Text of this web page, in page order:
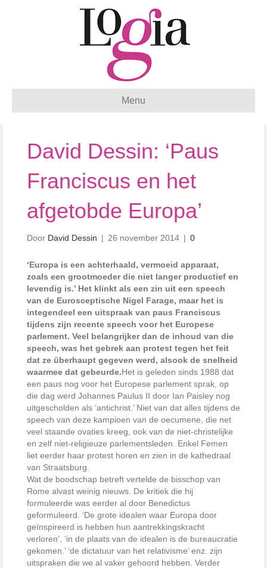
Menu
David Dessin: ‘Paus
Franciscus en het
afgetobde Europa’
Door David Dessin | 26 november 2014 | 0
‘Europa is een achterhaald, vermoeid apparaat,
zoals een grootmoeder die niet langer productief en
levendig is.’ Het klinkt als een zin uit een speech
van de Eurosceptische Nigel Farage, maar het is
integendeel een uitspraak van paus Franciscus
tijdens zijn recente speech voor het Europese
parlement. Veel belangrijker dan de inhoud van die
speech, was het gebrek aan protest tegen het feit
dat ze überhaupt gegeven werd, alsook de snelheid
waarmee dat gebeurde.Het is geleden sinds 1988 dat
een paus nog voor het Europese parlement sprak, op
die dag werd Johannes Paulus II door Ian Paisley nog
uitgescholden als ‘antichrist.’ Niet van dat alles tijdens de
speech van deze kampioen van de oecumene, die net
veel staande ovaties kreeg, ook van de niet-christelijke
en zelf niet-religieuze parlementsleden. Enkel Femen
liet eerder haar protest horen en zien in de kathedraal
van Straatsburg.
Wat de boodschap betreft vertelde de bisschop van
Rome alvast weinig nieuws. De kritiek die hij
formuleerde was eerder al door Benedictus
geformuleerd. ‘De grote idealen waar Europa door
geïnspireerd is hebben hun aantrekkingskracht
verloren’, ‘in de plaats van de idealen is de bureaucratie
gekomen.’ ‘de dictatuur van het relativisme’ enz. zijn
uitspraken die we al vaker gehoord hebben. Verder